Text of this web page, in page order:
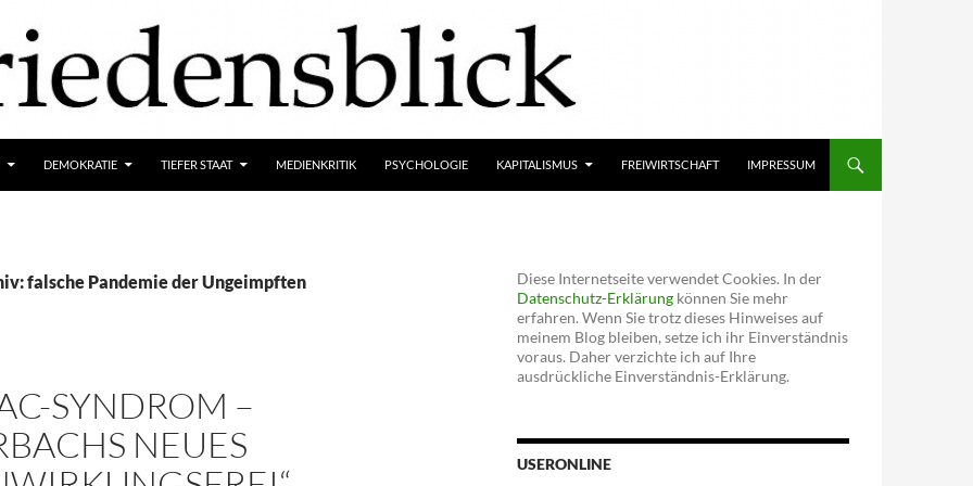
DEMOKRATIE TIEFER STAAT MEDIENKRITIK PSYCHOLOGIE KAPITALISMUS FREIWIRTSCHAFT IMPRESSUM
falsche Pandemie der Ungeimpften
SYNDROM –
NEUES
Diese Internetseite verwendet Cookies. In der
Datenschutz-Erklärung können Sie mehr
erfahren. Wenn Sie trotz dieses Hinweises auf
meinem Blog bleiben, setze ich ihr Einverständnis
voraus. Daher verzichte ich auf Ihre
ausdrückliche Einverständnis-Erklärung.
USERONLINE